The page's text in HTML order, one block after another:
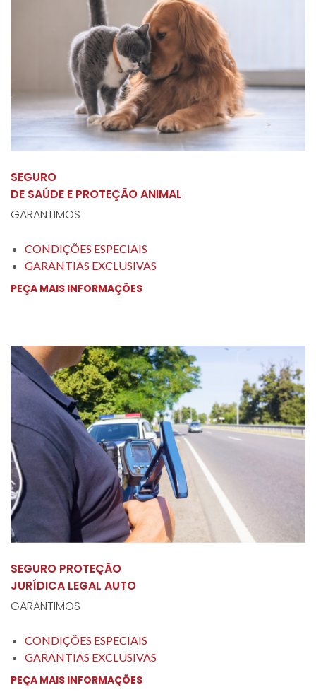
SEGURO
DE SAÚDE E PROTEÇÃO ANIMAL
GARANTIMOS
CONDIÇÕES ESPECIAIS
GARANTIAS EXCLUSIVAS
PEÇA MAIS INFORMAÇÕES
SEGURO PROTEÇÃO
JURÍDICA LEGAL AUTO
GARANTIMOS
CONDIÇÕES ESPECIAIS
GARANTIAS EXCLUSIVAS
PEÇA MAIS INFORMAÇÕES